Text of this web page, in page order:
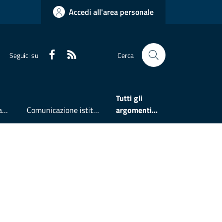
Accedi all'area personale
Seguici su Faceboook Cerca
Accesso all'informazione Comunicazione istituzionale
Tutti gli
argomenti...